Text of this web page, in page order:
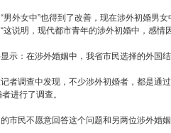
女中”也得到了改善，现在涉外初婚男女
说明，现代都市青年的涉外初婚中，感情
：在涉外婚姻中，我省市民选择的外国
者调查中发现，不少涉外初婚者，都是
进行了调查。
民不愿意回答这个问题和另两位涉外婚